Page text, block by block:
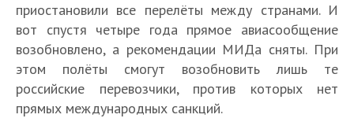
приостановили все перелёты между странами. И
вот спустя четыре года прямое авиасообщение
возобновлено, а рекомендации МИДа сняты. При
этом полёты смогут возобновить лишь те
российские перевозчики, против которых нет
прямых международных санкций.